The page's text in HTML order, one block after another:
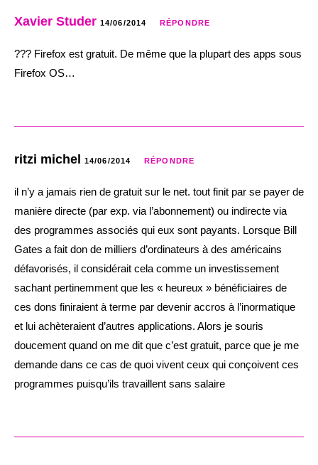
Xavier Studer 14/06/2014 RÉPONDRE
??? Firefox est gratuit. De même que la plupart des apps sous
Firefox OS…
ritzi michel 14/06/2014 RÉPONDRE
il n’y a jamais rien de gratuit sur le net. tout finit par se payer de
manière directe (par exp. via l’abonnement) ou indirecte via
des programmes associés qui eux sont payants. Lorsque Bill
Gates a fait don de milliers d’ordinateurs à des américains
défavorisés, il considérait cela comme un investissement
sachant pertinemment que les « heureux » bénéficiaires de
ces dons finiraient à terme par devenir accros à l’inormatique
et lui achèteraient d’autres applications. Alors je souris
doucement quand on me dit que c’est gratuit, parce que je me
demande dans ce cas de quoi vivent ceux qui conçoivent ces
programmes puisqu’ils travaillent sans salaire